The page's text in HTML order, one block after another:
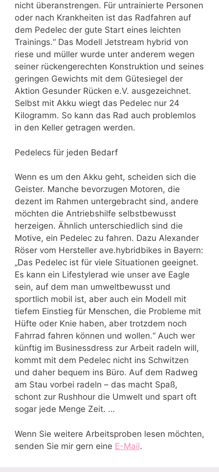
nicht überanstrengen. Für untrainierte Personen
oder nach Krankheiten ist das Radfahren auf
dem Pedelec der gute Start eines leichten
Trainings.“ Das Modell Jetstream hybrid von
riese und müller wurde unter anderem wegen
seiner rückengerechten Konstruktion und seines
geringen Gewichts mit dem Gütesiegel der
Aktion Gesunder Rücken e.V. ausgezeichnet.
Selbst mit Akku wiegt das Pedelec nur 24
Kilogramm. So kann das Rad auch problemlos
in den Keller getragen werden.
Pedelecs für jeden Bedarf
Wenn es um den Akku geht, scheiden sich die
Geister. Manche bevorzugen Motoren, die
dezent im Rahmen untergebracht sind, andere
möchten die Antriebshilfe selbstbewusst
herzeigen. Ähnlich unterschiedlich sind die
Motive, ein Pedelec zu fahren. Dazu Alexander
Röser vom Hersteller ave.hybridbikes in Bayern:
„Das Pedelec ist für viele Situationen geeignet.
Es kann ein Lifestylerad wie unser ave Eagle
sein, auf dem man umweltbewusst und
sportlich mobil ist, aber auch ein Modell mit
tiefem Einstieg für Menschen, die Probleme mit
Hüfte oder Knie haben, aber trotzdem noch
Fahrrad fahren können und wollen.“ Auch wer
künftig im Businessdress zur Arbeit radeln will,
kommt mit dem Pedelec nicht ins Schwitzen
und daher bequem ins Büro. Auf dem Radweg
am Stau vorbei radeln – das macht Spaß,
schont zur Rushhour die Umwelt und spart oft
sogar jede Menge Zeit. …
Wenn Sie weitere Arbeitsproben lesen möchten,
senden Sie mir gern eine E-Mail.